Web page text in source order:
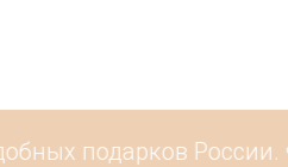
подарков России.